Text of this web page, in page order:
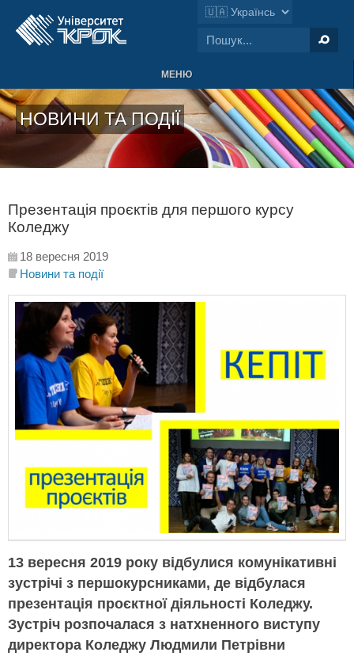
МЕНЮ
НОВИНИ ТА ПОДІЇ
Презентація проєктів для першого курсу
Коледжу
18 вересня 2019
Новини та події
13 вересня 2019 року відбулися комунікативні
зустрічі з першокурсниками, де відбулася
презентація проєктної діяльності Коледжу.
Зустріч розпочалася з натхненного виступу
директора Коледжу Людмили Петрівни